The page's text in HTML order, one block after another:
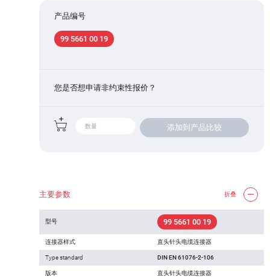
产品编号
99 5661 00 19
您是否想申请非约束性报价？
添加到产品比较
主要参数 折叠
型号 99 5661 00 19
连接器样式 直头针头电缆连接器
Type standard DIN EN 61076-2-106
版本 直头针头电缆连接器